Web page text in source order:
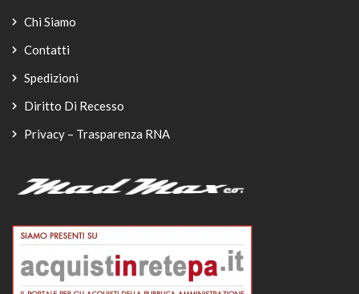
Chi Siamo
Contatti
Spedizioni
Diritto Di Recesso
Privacy – Trasparenza RNA